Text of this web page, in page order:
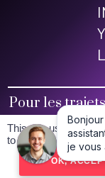
Pour les
This site uses
to activate
OK,